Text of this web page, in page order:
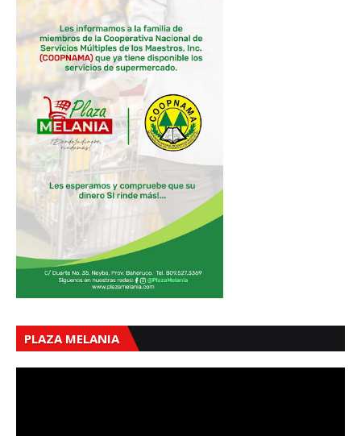
PLAZA MELANIA